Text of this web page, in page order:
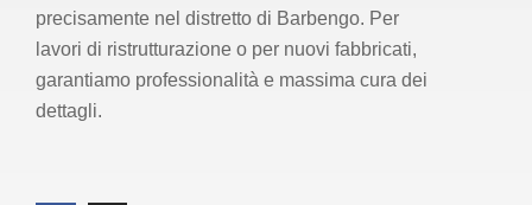
precisamente nel distretto di Barbengo. Per
lavori di ristrutturazione o per nuovi fabbricati,
garantiamo professionalità e massima cura dei
dettagli.